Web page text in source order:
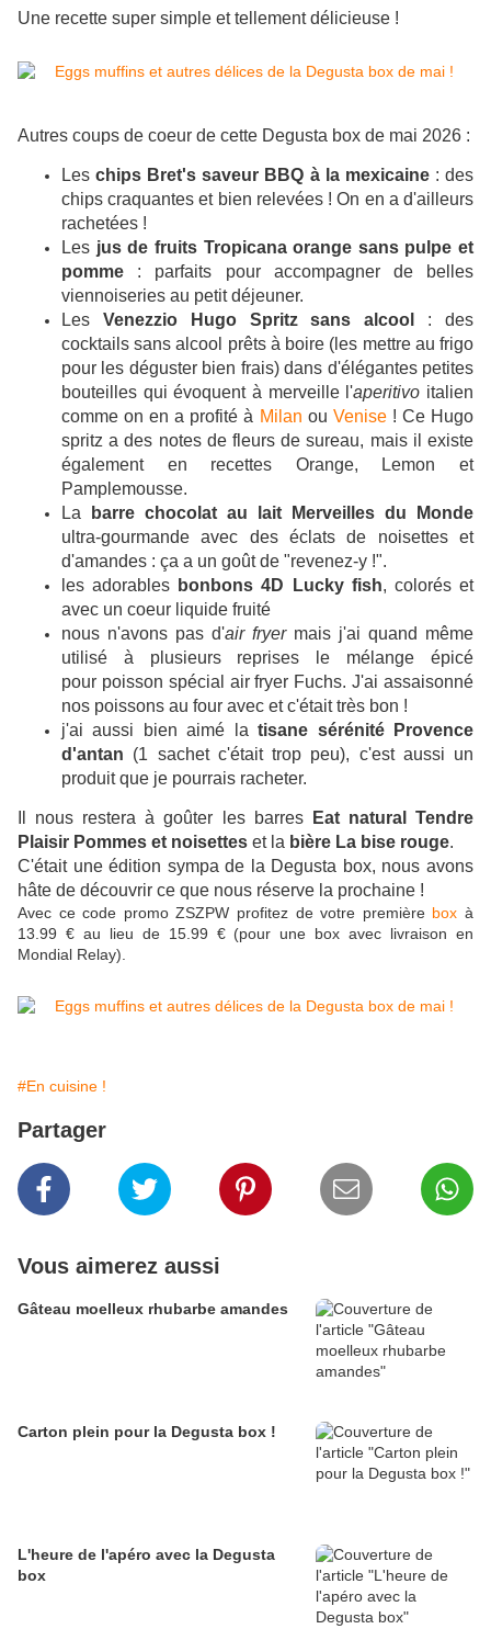
Une recette super simple et tellement délicieuse !
Autres coups de coeur de cette Degusta box de mai 2026 :
Leschips Bret's saveur BBQ à la mexicaine: des
chips craquantes et bien relevées ! On en a d'ailleurs
rachetées !
Les jus de fruits Tropicana orange sans pulpe et
pomme : parfaits pour accompagner de belles
viennoiseries au petit déjeuner.
Les Venezzio Hugo Spritz sans alcool
: des
cocktails sans alcool prêts à boire (les mettre au frigo
pour les déguster bien frais) dans d'élégantes petites
bouteilles qui évoquent à merveille l'aperitivo italien
comme on en a profité à Milan ou Venise! Ce Hugo
spritz a des notes de fleurs de sureau, mais il existe
également en recettes Orange, Lemon et
Pamplemousse.
La
barre chocolat au lait Merveilles du Monde
ultra-gourmande avec des éclats de noisettes et
d'amandes : ça a un goût de "revenez-y !".
les adorables bonbons 4D Lucky fish, colorés et
avec un coeur liquide fruité
nous n'avons pas d'air fryermais j'ai quand même
utilisé à plusieurs reprises le mélange épicé
pour poisson spécial air fryer Fuchs. J'ai assaisonné
nos poissons au four avec et c'était très bon !
j'ai aussi bien aimé latisane sérénité Provence
d'antan (1 sachet c'était trop peu), c'est aussi un
produit que je pourrais racheter.
Il nous restera à goûter les barres
Eat natural Tendre
Plaisir Pommes et noisettes et la bière La bise rouge.
C'était une édition sympa de la Degusta box, nous avons
hâte de découvrir ce que nous réserve la prochaine !
Avec ce code promo ZSZPW profitez de votre première box à
13.99 € au lieu de 15.99 € (pour une box avec livraison en
Mondial Relay).
#En cuisine !
Partager
Vous aimerez aussi
Gâteau moelleux rhubarbe amandes
Carton plein pour la Degusta box !
L'heure de l'apéro avec la Degusta
box